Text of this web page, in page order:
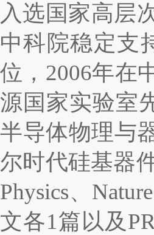
入选国家高层
中科院稳定支
位， 2006年在
源国家实验室
半导体物理与
尔时代硅基器
Physics、
文各1篇以及